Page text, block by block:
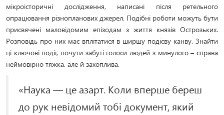
мікроісторичні дослідження, написані після ретельного
опрацювання різнопланових джерел. Подібні роботи можуть бути
присвячені маловідомим епізодам з життя князів Острозьких.
Розповідь про них має вплітатися в ширшу подієву канву. Знайти
ці ключові події, почути забуті голоси людей з минулого – справа
неймовірно тяжка, але й захоплива.
«Наука — це азарт. Коли вперше береш
до рук невідомий тобі документ, який